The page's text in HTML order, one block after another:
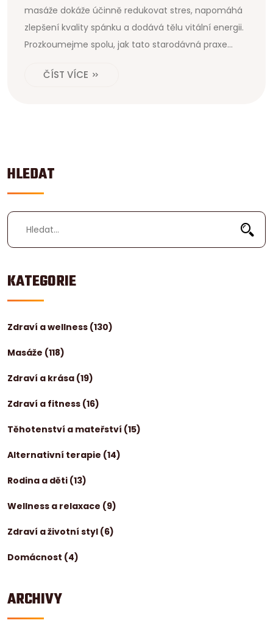
HLEDAT
KATEGORIE
Zdraví a wellness (130)
Masáže (118)
Zdraví a krása (19)
Zdraví a fitness (16)
Těhotenství a mateřství (15)
Alternativní terapie (14)
Rodina a děti (13)
Wellness a relaxace (9)
Zdraví a životní styl (6)
Domácnost (4)
ARCHIVY
masáže dokáže účinně redukovat stres, napomáhá
zlepšení kvality spánku a dodává tělu vitální energii.
Prozkoumejme spolu, jak tato starodávná praxe
povzbudit váš duševní i fyzický stav!
ČÍST VÍCE